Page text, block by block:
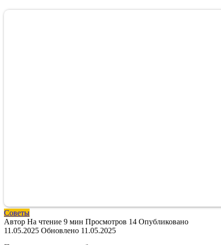
Советы
Автор На чтение 9 мин Просмотров 14 Опубликовано
11.05.2025 Обновлено 11.05.2025